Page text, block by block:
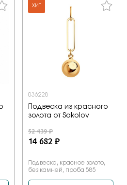
ХИТ
036228
Подвеска из красного
золота от Sokolov
52 439 ₽
14 682 ₽
Подвеска, красное золото,
без камней, проба 585